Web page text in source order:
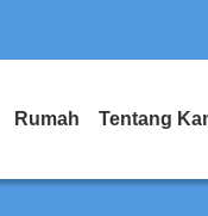
Rumah Tentang